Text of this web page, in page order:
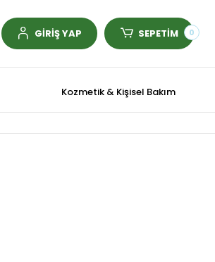
GİRİŞ YAP 0
SEPETİM
Kozmetik & Kişisel Bakım